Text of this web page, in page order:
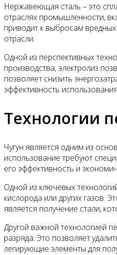
Нержавеющая сталь – это
отраслях промышленности,
приводит к выбросам
отрасли.
Одной из перспективных
производства, электролиз
позволяет снизить
эффективность
Технологии
Чугун является одним из
использование требуют
его эффективность и
Одной из ключевых
кислорода или других газов.
является получение стали,
Другой важной технологией
разряда. Это позволяет
легирующие элементы для